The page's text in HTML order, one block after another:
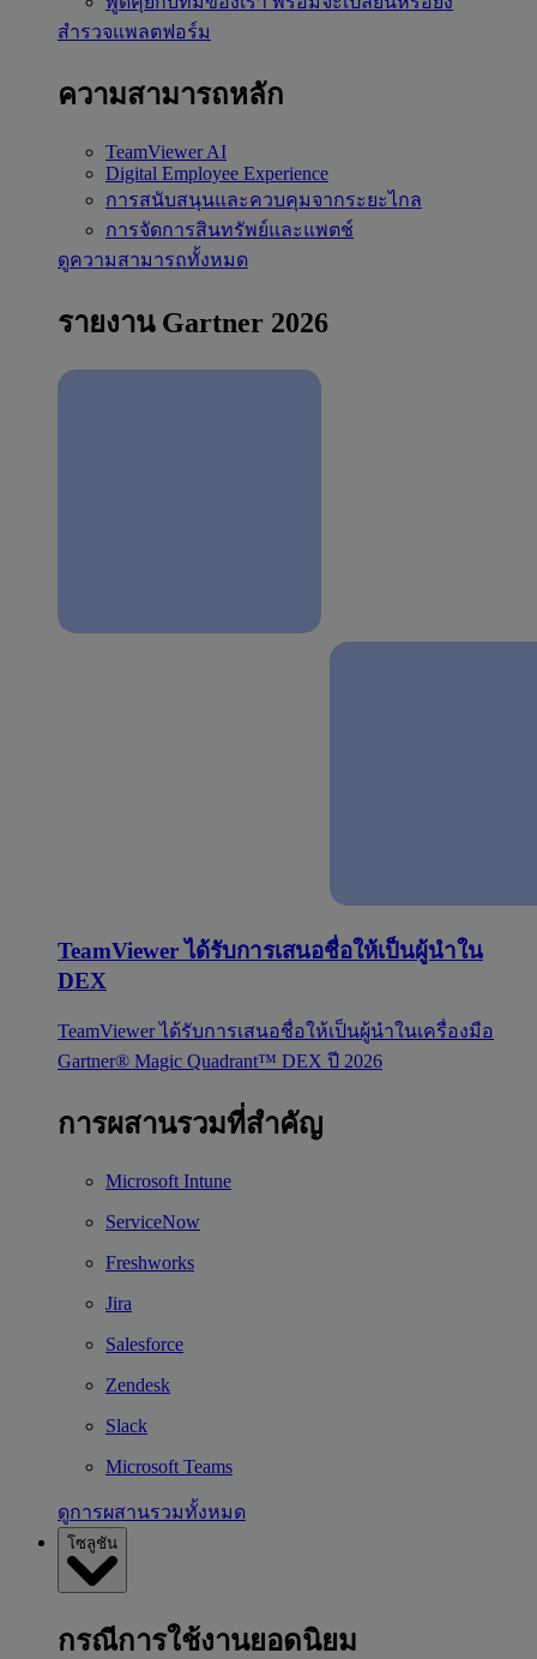
สำรวจแพลตฟอร์ม
ความสามารถหลัก
TeamViewer AI
Digital Employee Experience
การสนับสนุนและควบคุมจากระยะไกล
การจัดการสินทรัพย์และแพตช์
ดูความสามารถทั้งหมด
รายงาน Gartner 2026
TeamViewer ได้รับการเสนอชื่อให้เป็นผู้นำใน
DEX
TeamViewer ได้รับการเสนอชื่อให้เป็นผู้นำในเครื่องมือ
Gartner® Magic Quadrant™ DEX ปี 2026
การผสานรวมที่สำคัญ
Microsoft Intune
ServiceNow
Freshworks
Jira
Salesforce
Zendesk
Slack
Microsoft Teams
ดูการผสานรวมทั้งหมด
โซลูชัน
กรณีการใช้งานยอดนิยม